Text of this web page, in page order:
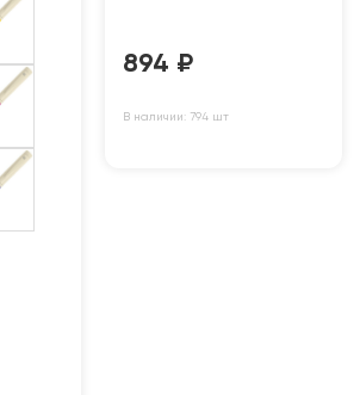
894 ₽
В наличии: 794 шт